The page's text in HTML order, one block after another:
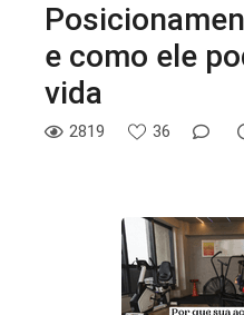
e como ele
vida
2819 36